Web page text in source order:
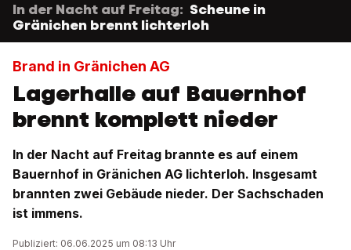
In der Nacht auf Freitag: Scheune in
Gränichen brennt lichterloh
Brand in Gränichen AG
Lagerhalle auf Bauernhof
brennt komplett nieder
In der Nacht auf Freitag brannte es auf einem
Bauernhof in Gränichen AG lichterloh. Insgesamt
brannten zwei Gebäude nieder. Der Sachschaden
ist immens.
Publiziert: 06.06.2025 um 08:13 Uhr